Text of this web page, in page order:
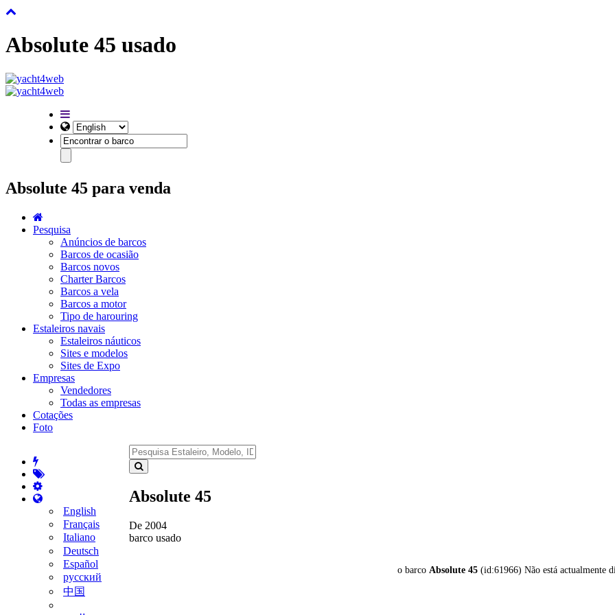
Absolute 45 usado
Absolute 45 para venda
Pesquisa
Anúncios de barcos
Barcos de ocasião
Barcos novos
Charter Barcos
Barcos a vela
Barcos a motor
Tipo de harouring
Estaleiros navais
Estaleiros náuticos
Sites e modelos
Sites de Expo
Empresas
Vendedores
Todas as empresas
Cotações
Foto
English
Français
Italiano
Deutsch
Español
русский
中国
Absolute 45
De 2004
barco usado
o barco Absolute 45 (id:61966) Não está actualmente